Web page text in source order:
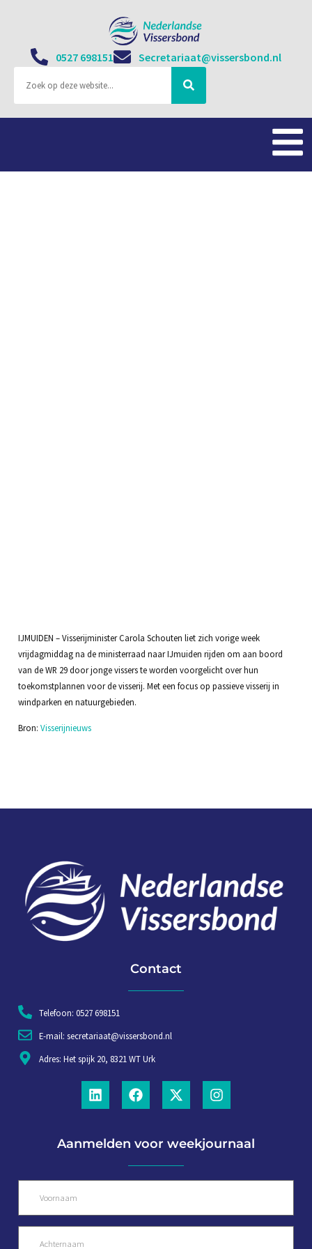
0527 698151 Secretariaat@vissersbond.nl
IJMUIDEN – Visserijminister Carola Schouten liet zich vorige week
vrijdagmiddag na de ministerraad naar IJmuiden rijden om aan boord
van de WR 29 door jonge vissers te worden voorgelicht over hun
toekomstplannen voor de visserij. Met een focus op passieve visserij in
windparken en natuurgebieden.
Bron: Visserijnieuws
Contact
Telefoon: 0527 698151
E-mail: secretariaat@vissersbond.nl
Adres: Het spijk 20, 8321 WT Urk
Aanmelden voor weekjournaal